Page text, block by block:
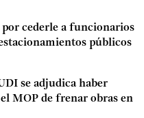
cederle a funcionarios
públicos
se adjudica haber
MOP de frenar obras en